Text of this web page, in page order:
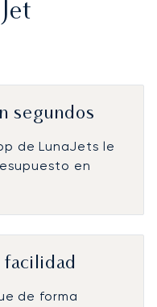
segundos
de LunaJets le
en
facilidad
de forma